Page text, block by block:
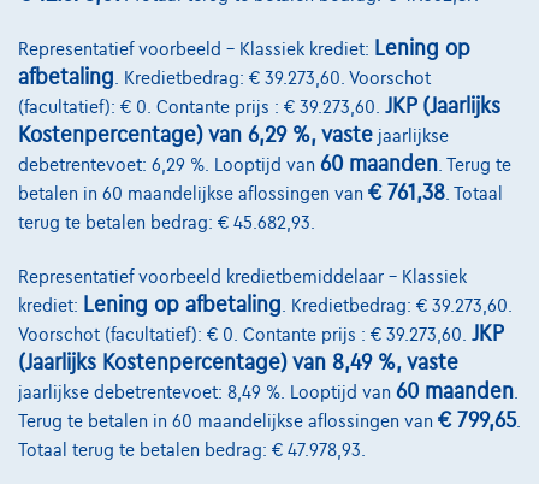
Mercedes-Benz Sprinter
319 CDI 4X4 *AUT.*H2L2*STANDVERWARMING*CAMERA*
03/2023
36.538 km Diesel Automaat 140 kW ( 190 PK )
€68.780 1 ✓BTW aftrekbaar
Representatief voorbeeld – Klassiek krediet: Lening op
afbetaling . Kredietbedrag: € 39.273,60. Voorschot
(facultatief): € 0. Contante prijs : € 39.273,60. JKP (Jaarlijks
Kostenpercentage) van 6,29 %, vaste jaarlijkse
debetrentevoet: 6,29 %. Looptijd van 60 maanden . Terug te
betalen in 60 maandelijkse aflossingen van € 761,38 . Totaal
terug te betalen bedrag: € 45.682,93.
Representatief voorbeeld kredietbemiddelaar – Klassiek
krediet: Lening op afbetaling . Kredietbedrag: € 39.273,60.
Voorschot (facultatief): € 0. Contante prijs : € 39.273,60. JKP
(Jaarlijks Kostenpercentage) van 8,49 %, vaste
jaarlijkse debetrentevoet: 8,49 %. Looptijd van 60 maanden
Terug te betalen in 60 maandelijkse aflossingen van € 799,65.
Totaal terug te betalen bedrag: € 47.978,93.